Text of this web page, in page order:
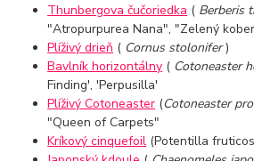
Thunbergova čučoriedka ( Berberis
"Atropurpurea Nana", "Zelený
Plíživý drieň ( Cornus stolonifer)
Bavlník horizontálny ( Cotoneaster
Finding', 'Perpusilla'
Plíživý Cotoneaster (Cotoneaster
"Queen of Carpets"
Kríkový cinquefoil (Potentilla